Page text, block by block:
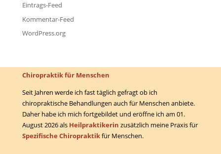
Eintrags-Feed
Kommentar-Feed
WordPress.org
Chiropraktik für Menschen
Seit Jahren werde ich fast täglich gefragt ob ich
chiropraktische Behandlungen auch für Menschen anbiete.
Daher habe ich mich fortgebildet und eröffne ich am 01.
August 2026 als Heilpraktikerin zusätzlich meine Praxis für
Spezifische Chiropraktikfür Menschen.